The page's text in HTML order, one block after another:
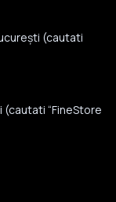
(cautati
(cautati “FineStore